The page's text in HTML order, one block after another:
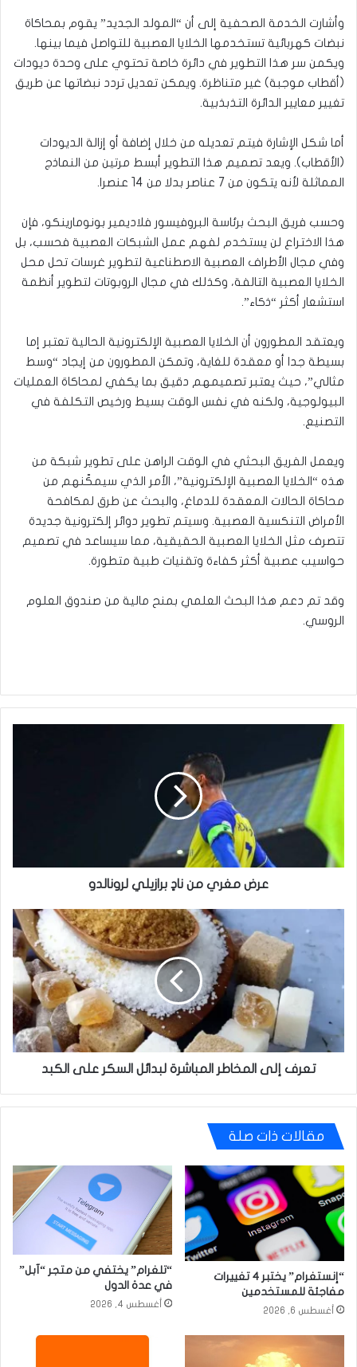
وأشارت الخدمة الصحفية إلى أن “المولد الجديد” يقوم بمحاكاة
نبضات كهربائية تستخدمها الخلايا العصبية للتواصل فيما بينها.
ويكمن سر هذا التطوير في دائرة خاصة تحتوي على وحدة ديودات
(أقطاب موجبة) غير متناظرة. ويمكن تعديل تردد نبضاتها عن طريق
تغيير معايير الدائرة التذبذبية.
أما شكل الإشارة فيتم تعديله من خلال إضافة أو إزالة الديودات
(الأقطاب). ويعد تصميم هذا التطوير أبسط مرتين من النماذج
المماثلة لأنه يتكون من 7 عناصر بدلا من 14 عنصرا.
وحسب فريق البحث برئاسة البروفيسور فلاديمير بونومارينكو، فإن
هذا الاختراع لن يستخدم لفهم عمل الشبكات العصبية فحسب، بل
وفي مجال الأطراف العصبية الاصطناعية لتطوير غرسات تحل محل
الخلايا العصبية التالفة، وكذلك في مجال الروبوتات لتطوير أنظمة
استشعار أكثر “ذكاء”.
ويعتقد المطورون أن الخلايا العصبية الإلكترونية الحالية تعتبر إما
بسيطة جدا أو معقدة للغاية، وتمكن المطورون من إيجاد “وسط
مثالي”، حيث يعتبر تصميمهم دقيق بما يكفي لمحاكاة العمليات
البيولوجية، ولكنه في نفس الوقت بسيط ورخيص التكلفة في
التصنيع.
ويعمل الفريق البحثي في الوقت الراهن على تطوير شبكة من
هذه “الخلايا العصبية الإلكترونية”، الأمر الذي سيمكّنهم من
محاكاة الحالات المعقدة للدماغ، والبحث عن طرق لمكافحة
الأمراض التنكسية العصبية. وسيتم تطوير دوائر إلكترونية جديدة
تتصرف مثل الخلايا العصبية الحقيقية، مما سيساعد في تصميم
حواسيب عصبية أكثر كفاءة وتقنيات طبية متطورة.
وقد تم دعم هذا البحث العلمي بمنح مالية من صندوق العلوم
الروسي.
عرض
مغري
عرض مغري من نادٍ برازيلي لرونالدو
المخاطر
السكر
الكبد
تعرف إلى المخاطر المباشرة لبدائل السكر على الكبد
مقالات ذات صلة
“إنستغرام” يختبر 4 تغييرات
مفاجئة للمستخدمين
أغسطس 6, 2026
“تلغرام” يختفي من متجر “آبل”
في عدة الدول
أغسطس 4, 2026